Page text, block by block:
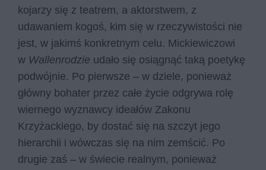
kojarzy się z teatrem, a aktorstwem, z
udawaniem kogoś, kim się w rzeczywistości nie
jest, w jakimś konkretnym celu. Mickiewiczowi
w Wallenrodzie udało się osiągnąć taką poetykę
podwójnie. Po pierwsze – w dziele, ponieważ
główny bohater przez całe życie odgrywa rolę
wiernego wyznawcy ideałów Zakonu
Krzyżackiego, by dostać się na szczyt jego
hierarchii i wówczas się na nim zemścić. Po
drugie zaś – w świecie realnym, ponieważ